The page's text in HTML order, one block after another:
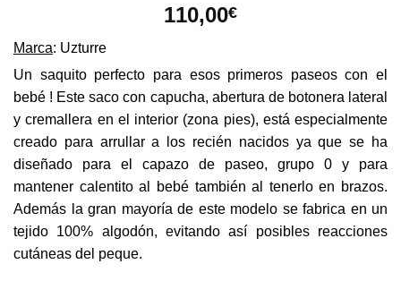
110,00€
Marca: Uzturre
Un saquito perfecto para esos primeros paseos con el
bebé ! Este saco con capucha, abertura de botonera lateral
y cremallera en el interior (zona pies), está especialmente
creado para arrullar a los recién nacidos ya que se ha
diseñado para el capazo de paseo, grupo 0 y para
mantener calentito al bebé también al tenerlo en brazos.
Además la gran mayoría de este modelo se fabrica en un
tejido 100% algodón, evitando así posibles reacciones
cutáneas del peque.